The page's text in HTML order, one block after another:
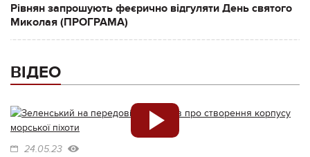
Рівнян запрошують феєрично відгуляти День святого
Миколая (ПРОГРАМА)
ВІДЕО
24.05.23